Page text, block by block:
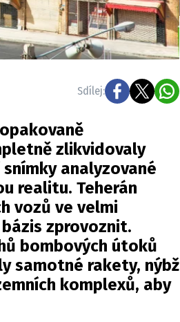
Sdílej:
zlikvidovaly
analyzované
realitu. Teherán
vozů ve velmi
zprovoznit.
bombových útoků
samotné rakety, nýbž
komplexů, aby